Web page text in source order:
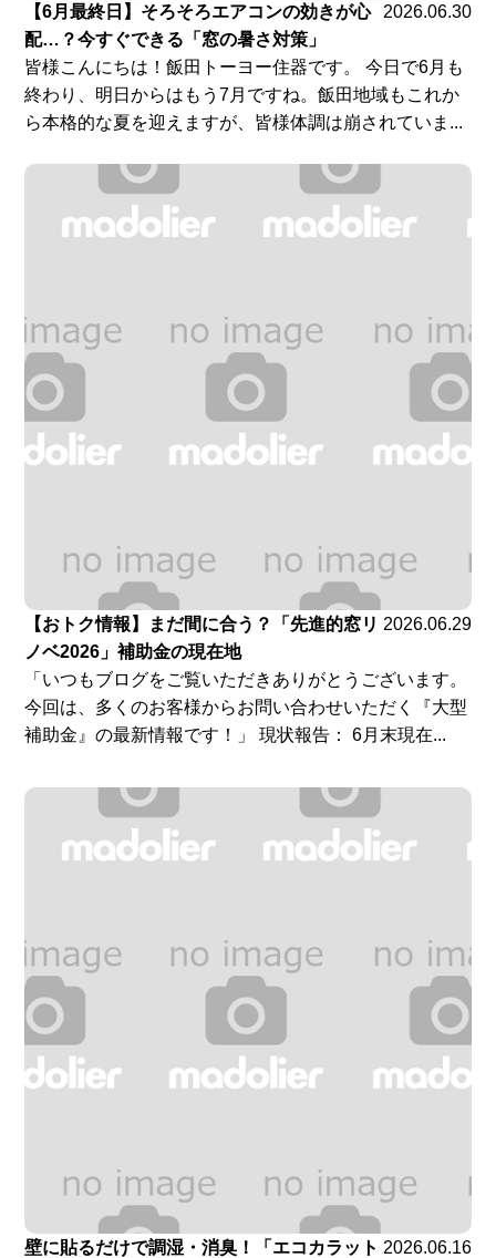
【6月最終日】そろそろエアコンの効きが心
配…？今すぐできる「窓の暑さ対策」
2026.06.30
皆様こんにちは！飯田トーヨー住器です。 今日で6月も
終わり、明日からはもう7月ですね。飯田地域もこれか
ら本格的な夏を迎えますが、皆様体調は崩されていま...
【おトク情報】まだ間に合う？「先進的窓リ
ノベ2026」補助金の現在地
2026.06.29
「いつもブログをご覧いただきありがとうございます。
今回は、多くのお客様からお問い合わせいただく『大型
補助金』の最新情報です！」 現状報告： 6月末現在...
壁に貼るだけで調湿・消臭！「エコカラット 2026.06.16